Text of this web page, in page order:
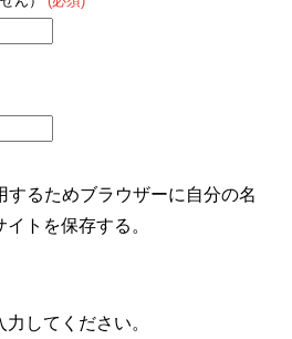
するためブラウザーに自分の名
トを保存する。
力してください。